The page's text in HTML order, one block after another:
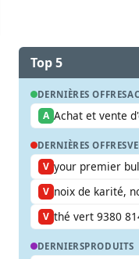
Top 5
DERNIÈRES OFFRES
A Achat et vente
DERNIÈRES OFFRES
V your premier
V noix de karité,
V thé vert 9380
DERNIERSPRODUITS